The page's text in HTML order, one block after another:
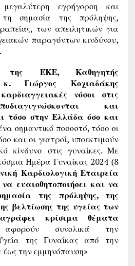
εγρήγορση και
σημασία της πρόληψης,
των απειλητικών για
παραγόντων κινδύνου,
της ΕΚΕ, Καθηγητής
κ. Γιώργος Κοχιαδάκης
καρδιαγγειακές νόσοι στις
και
τόσο στην Ελλάδα όσο και
σημαντικό ποσοστό, τόσο οι
και οι γιατροί, υποεκτιμούν
κίνδυνο στις γυναίκες. Με
Ημέρα Γυναίκας 2024 (8
Καρδιολογική Εταιρεία
ευαισθητοποιήσει και να
της πρόληψης, της
βελτίωσης της υγείας των
κρίσιμα θέματα
συνολικά την
της Γυναίκας από την
έως την εμμηνόπαυση»